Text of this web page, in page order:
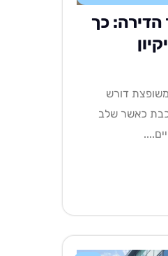
הדירה: כך
דורש
כאשר שלב